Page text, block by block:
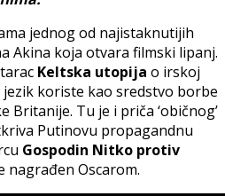
jednog od najistaknutijih
Akina koja otvara filmski lipanj.
Keltska utopija o irskoj
koriste kao sredstvo borbe
Britanije. Tu je i priča ‘običnog’
Putinovu propagandnu
Gospodin Nitko protiv
nagrađen Oscarom.